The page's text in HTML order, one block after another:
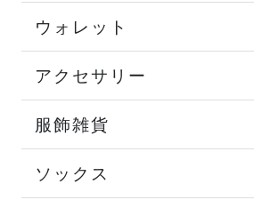
ウォレット
アクセサリー
服飾雑貨
ソックス